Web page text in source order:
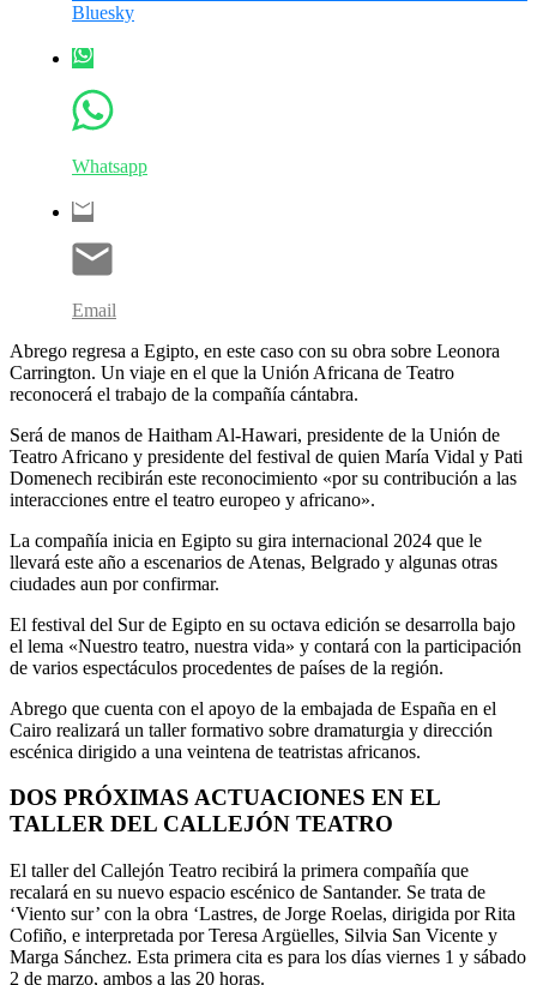
Bluesky
Whatsapp
Email
Abrego regresa a Egipto, en este caso con su obra sobre Leonora
Carrington. Un viaje en el que la Unión Africana de Teatro
reconocerá el trabajo de la compañía cántabra.
Será de manos de Haitham Al-Hawari, presidente de la Unión de
Teatro Africano y presidente del festival de quien María Vidal y Pati
Domenech recibirán este reconocimiento «por su contribución a las
interacciones entre el teatro europeo y africano».
La compañía inicia en Egipto su gira internacional 2024 que le
llevará este año a escenarios de Atenas, Belgrado y algunas otras
ciudades aun por confirmar.
El festival del Sur de Egipto en su octava edición se desarrolla bajo
el lema «Nuestro teatro, nuestra vida» y contará con la participación
de varios espectáculos procedentes de países de la región.
Abrego que cuenta con el apoyo de la embajada de España en el
Cairo realizará un taller formativo sobre dramaturgia y dirección
escénica dirigido a una veintena de teatristas africanos.
DOS PRÓXIMAS ACTUACIONES EN EL
TALLER DEL CALLEJÓN TEATRO
El taller del Callejón Teatro recibirá la primera compañía que
recalará en su nuevo espacio escénico de Santander. Se trata de
‘Viento sur’ con la obra ‘Lastres, de Jorge Roelas, dirigida por Rita
Cofiño, e interpretada por Teresa Argüelles, Silvia San Vicente y
Marga Sánchez. Esta primera cita es para los días viernes 1 y sábado
2 de marzo, ambos a las 20 horas.